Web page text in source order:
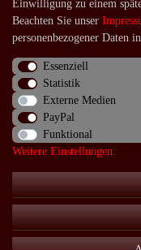
Impressum
Widerrufs­recht
Einwilligung zu einem
Beachten Sie unser
personenbezogener Daten
Essenziell
Statistik
Externe Medien
PayPal
Funktional
Weitere Einstellungen